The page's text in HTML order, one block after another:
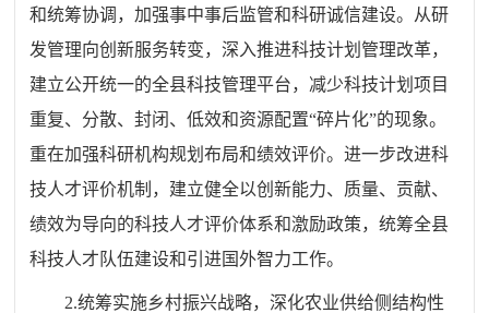
和统筹协调，加强事中事后监管和科研诚信建设。从研
发管理向创新服务转变，深入推进科技计划管理改革，
建立公开统一的全县科技管理平台，减少科技计划项目
重复、分散、封闭、低效和资源配置“碎片化”的现象。
重在加强科研机构规划布局和绩效评价。进一步改进科
技人才评价机制，建立健全以创新能力、质量、贡献、
绩效为导向的科技人才评价体系和激励政策，统筹全县
科技人才队伍建设和引进国外智力工作。
2.统筹实施乡村振兴战略，深化农业供给侧结构性